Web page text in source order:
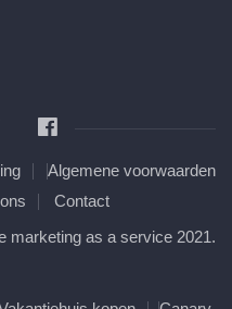
Algemene voorwaarden
Contact
marketing as a service2021.